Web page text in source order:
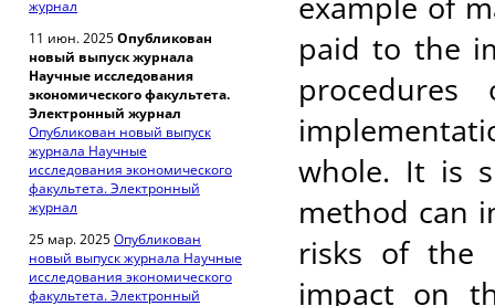
журнал
11 июн. 2025Опубликован
новый выпуск журнала
Научные исследования
экономического факультета.
Электронный журнал
Опубликован новый выпуск
журнала Научные
исследования экономического
факультета. Электронный
журнал
25 мар. 2025Опубликован
новый выпуск журнала Научные
исследования экономического
факультета. Электронный
paid to the
whole. It is
method can
risks of the
impact on